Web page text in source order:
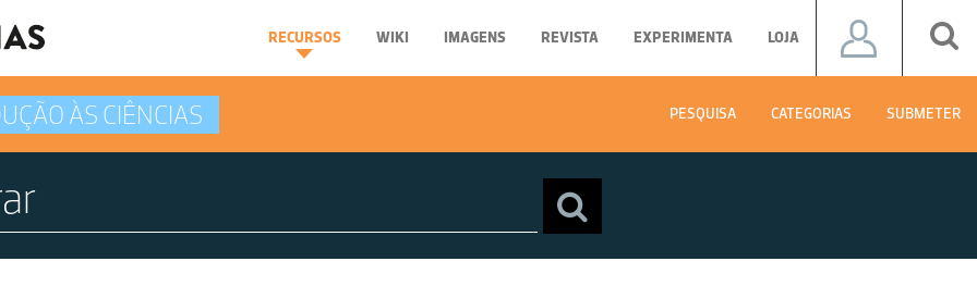
RECURSOS WIKI IMAGENS REVISTA EXPERIMENTA LOJA
ÀS CIÊNCIAS PESQUISA CATEGORIAS SUBMETER